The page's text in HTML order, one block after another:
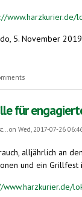
5. November 2019
auf Esperanto
für
on Wed, 2017-07-26
alljährlich an
und ein Grillfest
www.harzkurier.de/